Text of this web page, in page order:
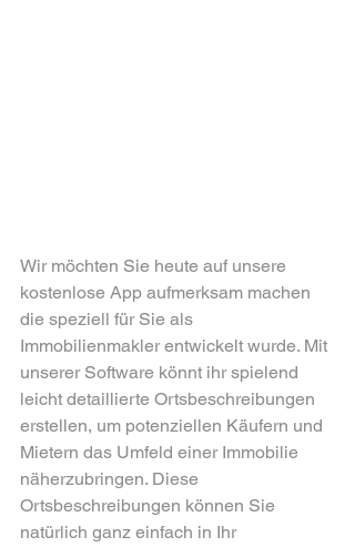
Wir möchten Sie heute auf unsere
kostenlose App aufmerksam machen
die speziell für Sie als
Immobilienmakler entwickelt wurde. Mit
unserer Software könnt ihr spielend
leicht detaillierte Ortsbeschreibungen
erstellen, um potenziellen Käufern und
Mietern das Umfeld einer Immobilie
näherzubringen. Diese
Ortsbeschreibungen können Sie
natürlich ganz einfach in Ihr